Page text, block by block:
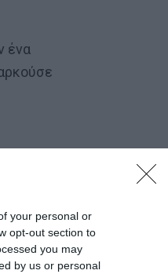
your personal or
opt-out section to
you may
by us or personal
ένα